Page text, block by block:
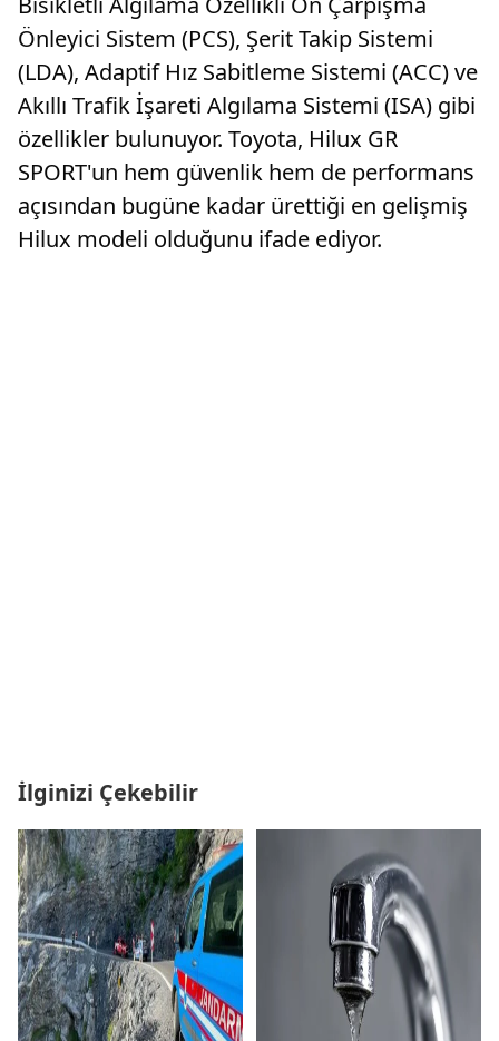
Önleyici Sistem (PCS), Şerit Takip Sistemi
(LDA), Adaptif Hız Sabitleme Sistemi (ACC) ve
Akıllı Trafik İşareti Algılama Sistemi (ISA) gibi
özellikler bulunuyor. Toyota, Hilux GR
SPORT'un hem güvenlik hem de performans
açısından bugüne kadar ürettiği en gelişmiş
Hilux modeli olduğunu ifade ediyor.
İlginizi Çekebilir